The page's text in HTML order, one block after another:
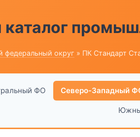
каталог
федеральный округ » ПК Стандарт
ФО Северо-Западный